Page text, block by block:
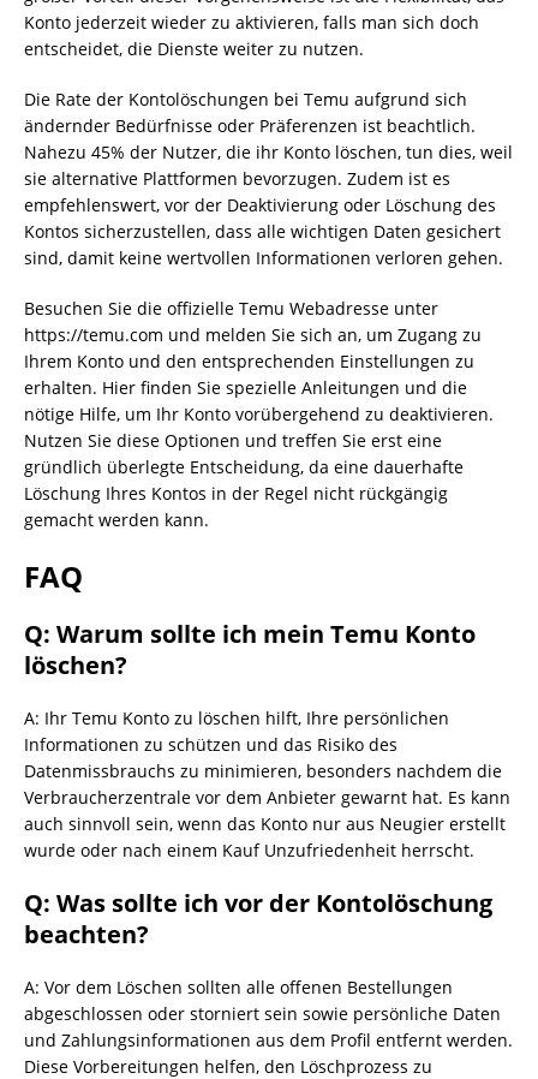
Konto jederzeit wieder zu aktivieren, falls man sich doch
entscheidet, die Dienste weiter zu nutzen.
Die Rate der Kontolöschungen bei Temu aufgrund sich
ändernder Bedürfnisse oder Präferenzen ist beachtlich.
Nahezu 45% der Nutzer, die ihr Konto löschen, tun dies, weil
sie alternative Plattformen bevorzugen. Zudem ist es
empfehlenswert, vor der Deaktivierung oder Löschung des
Kontos sicherzustellen, dass alle wichtigen Daten gesichert
sind, damit keine wertvollen Informationen verloren gehen.
Besuchen Sie die offizielle Temu Webadresse unter
https://temu.com und melden Sie sich an, um Zugang zu
Ihrem Konto und den entsprechenden Einstellungen zu
erhalten. Hier finden Sie spezielle Anleitungen und die
nötige Hilfe, um Ihr Konto vorübergehend zu deaktivieren.
Nutzen Sie diese Optionen und treffen Sie erst eine
gründlich überlegte Entscheidung, da eine dauerhafte
Löschung Ihres Kontos in der Regel nicht rückgängig
gemacht werden kann.
FAQ
Q: Warum sollte ich mein Temu Konto
löschen?
A: Ihr Temu Konto zu löschen hilft, Ihre persönlichen
Informationen zu schützen und das Risiko des
Datenmissbrauchs zu minimieren, besonders nachdem die
Verbraucherzentrale vor dem Anbieter gewarnt hat. Es kann
auch sinnvoll sein, wenn das Konto nur aus Neugier erstellt
wurde oder nach einem Kauf Unzufriedenheit herrscht.
Q: Was sollte ich vor der Kontolöschung
beachten?
A: Vor dem Löschen sollten alle offenen Bestellungen
abgeschlossen oder storniert sein sowie persönliche Daten
und Zahlungsinformationen aus dem Profil entfernt werden.
Diese Vorbereitungen helfen, den Löschprozess zu